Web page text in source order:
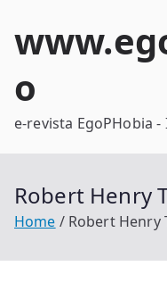
o
e-revista EgoPHobia -
Robert Henry
Home Robert Henry